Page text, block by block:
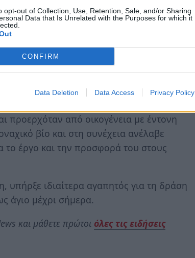
opt-out of Collection, Use, Retention, Sale, and/or Sharing
Data that Is Unrelated with the Purposes for which it
CONFIRM
Data Deletion Data Access Privacy Policy
Ναό Αγίου Πέτρου.
ο πολιούχος της πόλης
πολιούχος της πόλης και η μνήμη του
την οποία γιορτάζουν ο Πέτρος και η
προερχόταν από οικογένεια με έντονη
βίο και στη συνέχεια ανέλαβε
το έργο και την προσφορά του στους
ιδιαίτερα αγαπητός για τη δράση
άγιο μέχρι σήμερα.
και μάθετε πρώτοι όλες τις ειδήσεις